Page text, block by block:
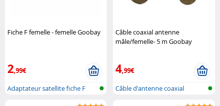
Fiche F femelle - femelle Goobay
2,99€
Adaptateur satellite fiche F
Câble coaxial antenne
mâle/femelle- 5 m Goobay
4,99€
Câble d'antenne coaxial